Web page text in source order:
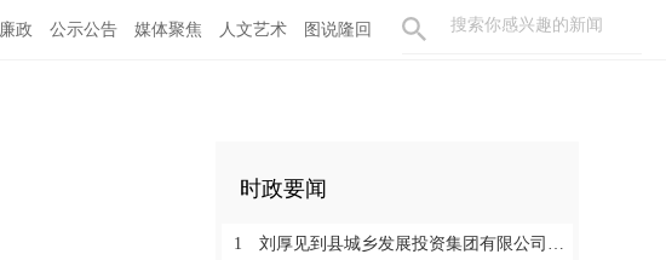
政 公示公告 媒体聚焦 人文艺术 图说隆回
时政要闻
1 刘厚见到县城乡发展投资集团有限公司调研